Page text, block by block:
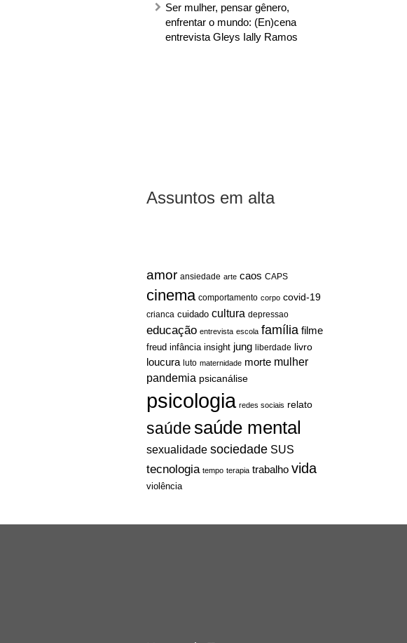
Ser mulher, pensar gênero,
enfrentar o mundo: (En)cena
entrevista Gleys Ially Ramos
Assuntos em alta
amor ansiedade arte caos CAPS
cinema comportamento corpo covid-19
crianca cuidado cultura depressao
educação entrevista escola família filme
freud infância insight jung liberdade livro
loucura luto maternidade morte mulher
pandemia psicanálise
psicologia redes sociais relato
saúdesaúde mental
sexualidade sociedade SUS
tecnologia tempo terapia trabalho vida
violência